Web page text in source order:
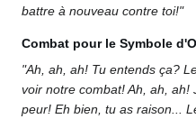
battre à nouveau contre toi!"
Combat pour le Symbole
"Ah, ah, ah! Tu entends ça?
voir notre combat! Ah, ah,
peur! Eh bien, tu as raison...